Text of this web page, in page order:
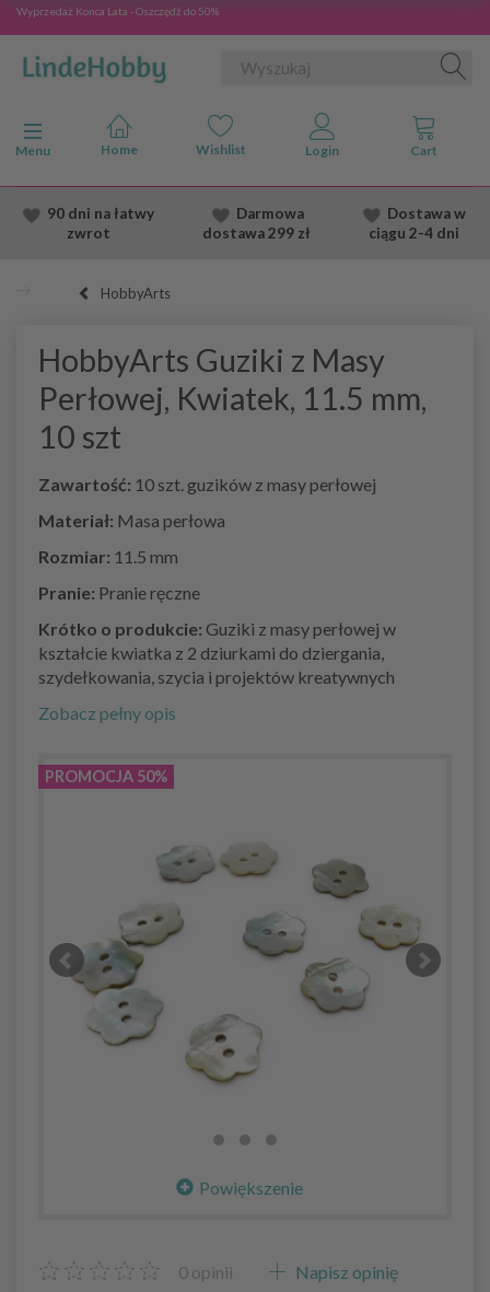
Wyprzedaż Konca Lata - Oszczędź do 50%
Przełącz nawigację
Menu
90 dni na łatwy
zwrot
Darmowa
dostawa299 zł
Dostawaw
ciągu 2-4 dni
HobbyArts
HobbyArts Guziki z Masy
Perłowej, Kwiatek, 11.5 mm,
10 szt
Zawartość: 10 szt. guzików z masy perłowej
Materiał: Masa perłowa
Rozmiar: 11.5 mm
Pranie: Pranie ręczne
Krótko o produkcie: Guziki z masy perłowej w
kształcie kwiatka z 2 dziurkami do dziergania,
szydełkowania, szycia i projektów kreatywnych
Zobacz pełny opis
PROMOCJA 50%
Powiększenie
0 opinii Napisz opinię